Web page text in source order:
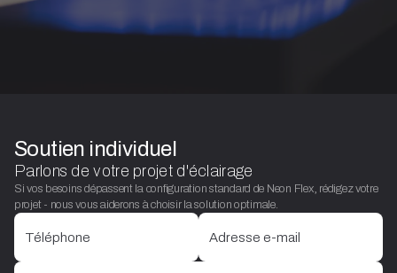
Soutien individuel
Parlons de votre projet d'éclairage
Si vos besoins dépassent la configuration standard de Neon Flex, rédigez votre
projet - nous vous aiderons à choisir la solution optimale.